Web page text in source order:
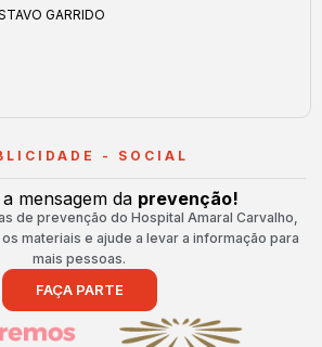
GARRIDO
- SOCIAL
mensagem da prevenção!
de prevenção do Hospital Amaral Carvalho,
materiais e ajude a levar a informação para
mais pessoas.
FAÇA PARTE